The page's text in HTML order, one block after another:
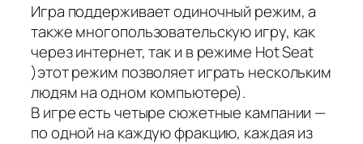
Игра поддерживает одиночный режим, а
также многопользовательскую игру, как
через интернет, так и в режиме Hot Seat
)этот режим позволяет играть нескольким
людям на одном компьютере).
В игре есть четыре сюжетные кампании —
по одной на каждую фракцию, каждая из